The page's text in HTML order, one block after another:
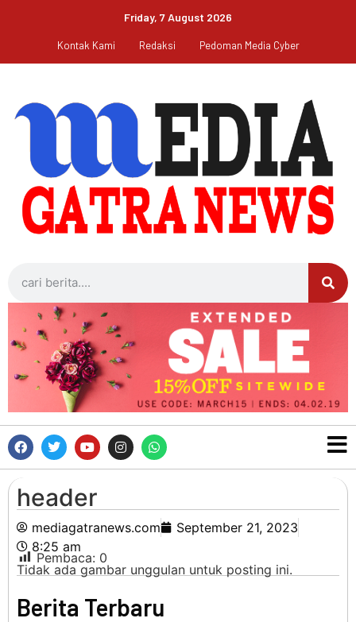
Friday, 7 August 2026
Kontak Kami Redaksi Pedoman Media Cyber
header
mediagatranews.com
September 21, 2023
8:25 am
Pembaca: 0
Tidak ada gambar unggulan untuk posting ini.
Berita Terbaru